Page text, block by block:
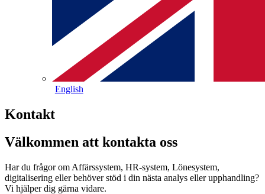
English
Kontakt
Välkommen att kontakta oss
Har du frågor om Affärssystem, HR‑system, Lönesystem,
digitalisering eller behöver stöd i din nästa analys eller upphandling?
Vi hjälper dig gärna vidare.